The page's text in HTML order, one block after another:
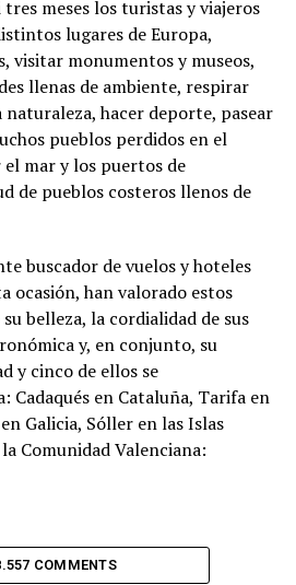
meses los turistas y viajeros
lugares de Europa,
visitar monumentos y museos,
llenas de ambiente, respirar
naturaleza, hacer deporte, pasear
pueblos perdidos en el
mar y los puertos de
de pueblos costeros llenos de
buscador de vuelos y hoteles
ocasión, han valorado estos
belleza, la cordialidad de sus
y, en conjunto, su
y cinco de ellos se
Cadaqués en Cataluña, Tarifa en
Galicia, Sóller en las Islas
Comunidad Valenciana:
COMMENTS